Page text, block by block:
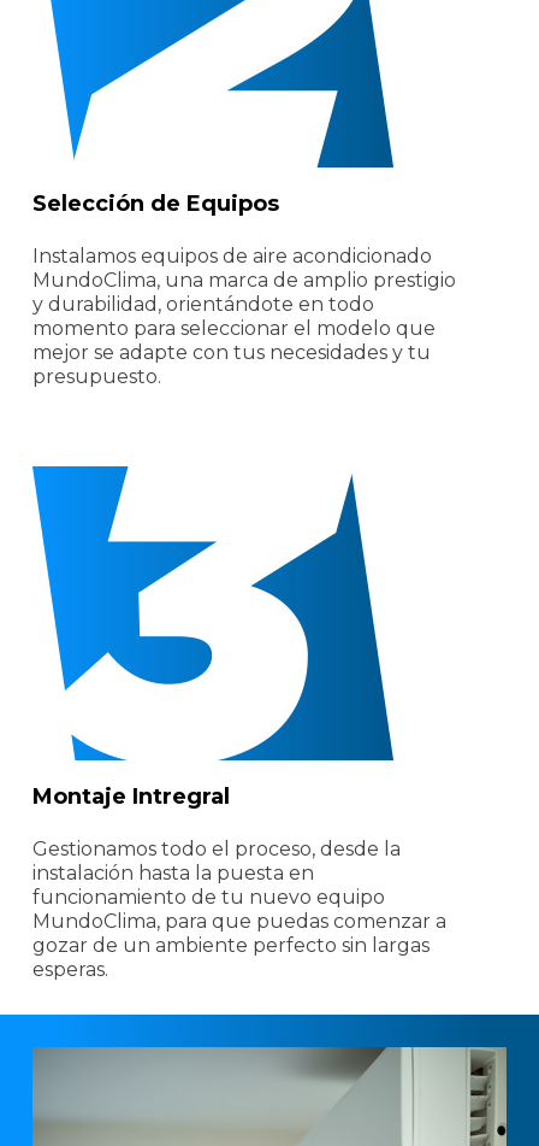
Selección de Equipos
Instalamos equipos de aire acondicionado
MundoClima, una marca de amplio prestigio
y durabilidad, orientándote en todo
momento para seleccionar el modelo que
mejor se adapte con tus necesidades y tu
presupuesto.
Montaje Intregral
Gestionamos todo el proceso, desde la
instalación hasta la puesta en
funcionamiento de tu nuevo equipo
MundoClima, para que puedas comenzar a
gozar de un ambiente perfecto sin largas
esperas.